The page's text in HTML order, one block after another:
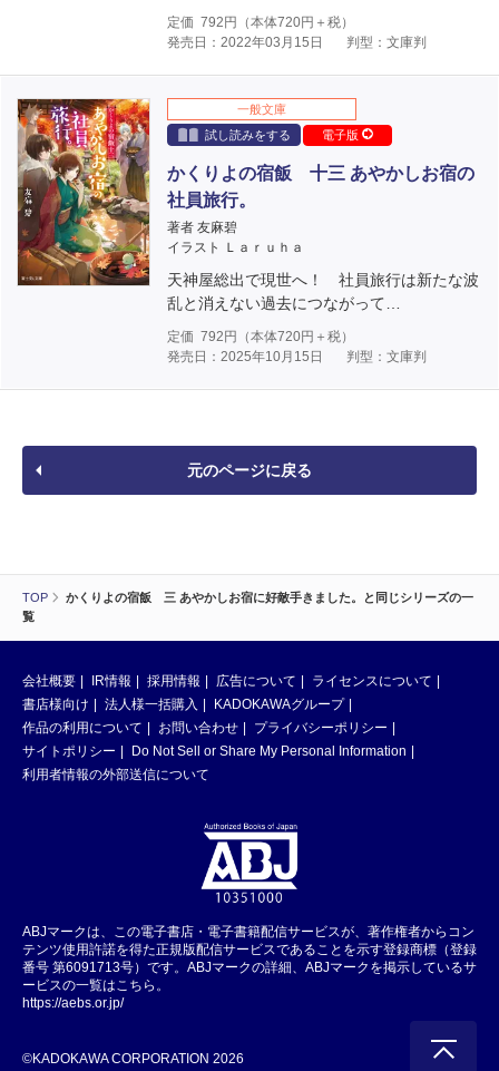
TOP
かくりよの宿飯 三 あやかしお宿に好敵手きました。と同じシリーズの一
覧
定価 792 円（本体720円＋税）
発売日：2022年03月15日
判型：文庫判
一般文庫
試し読みをする
電子版
かくりよの宿飯 十三 あやかしお宿の
社員旅行。
著者 友麻碧
イラスト Ｌａｒｕｈａ
天神屋総出で現世へ！ 社員旅行は新たな波
乱と消えない過去につながって…
定価 792 円（本体720円＋税）
発売日：2025年10月15日
判型：文庫判
元のページに戻る
会社概要 IR情報 採用情報 広告について
ライセンスについて
書店様向け
法人様一括購入
KADOKAWAグループ
作品の利用について
お問い合わせ
プライバシーポリシー
サイトポリシー
Do Not Sell or Share My Personal Information
利用者情報の外部送信について
ABJマークは、この電子書店・電子書籍配信サービスが、著作権者からコン
テンツ使用許諾を得た正規版配信サービスであることを示す登録商標（登録
番号 第6091713号）です。ABJマークの詳細、ABJマークを掲示しているサ
ービスの一覧はこちら。
https://aebs.or.jp/
©KADOKAWA CORPORATION 2026